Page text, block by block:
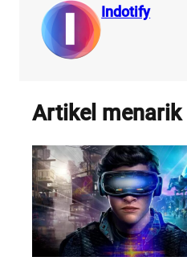
Indotify
Artikel menarik